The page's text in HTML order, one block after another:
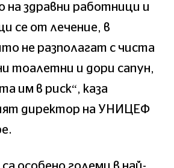
на здравни работници и
се от лечение, в
не разполагат с чиста
тоалетни и дори сапун,
им в риск“, каза
директор на УНИЦЕФ